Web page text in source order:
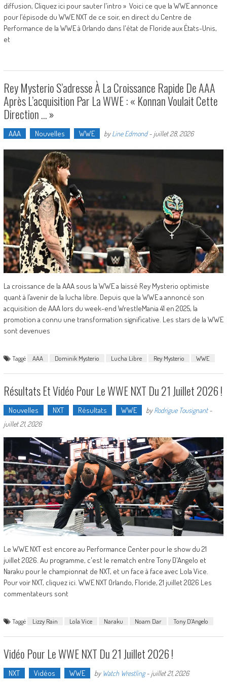
diffusion, Cliquez ici pour sauter l'intro » Voici ce que la WWE annonce
pour l’épisode du WWE NXT de ce soir, en direct du Centre de
Performance de la WWE à Orlando dans l'état de Floride aux États-Unis,
et
Rey Mysterio S’adresse À La Croissance Rapide De AAA
Après L’acquisition Par La WWE : « Konnan Voulait Cette
Direction … »
AAA Nouvelles WWE byLine Edmond- juillet 28, 2026
La croissance de la AAA sous la WWE a laissé Rey Mysterio optimiste
quant à l’avenir de la lucha libre. Depuis que la WWE a annoncé son
acquisition de AAA lors du week-end WrestleMania 41 en 2025, la
promotion a connu une transformation significative. Les stars de la WWE
sont devenues
Taggé AAA Dominik Mysterio Lucha Libre Rey Mysterio WWE
Résultats Et Vidéo Pour Le WWE NXT Du 21 Juillet 2026 !
Nouvelles NXT Résultats WWE byRodrigue Tousignant-
juillet 21, 2026
Le WWE NXT est encore au Performance Center pour le show du 21
juillet 2026. Au programme, c'est le rematch entre Tony D'Angelo et
Naraku pour le championnat de NXT, et un face à face avec Lola Vice.
Pour voir NXT, cliquez ici. WWE NXT Orlando, Floride, 21 juillet 2026 Les
commentateurs sont
Taggé Lizzy Rain Lola Vice Naraku Noam Dar Tony D’Angelo
Vidéo Pour Le WWE NXT Du 21 Juillet 2026 !
NXT Vidéos WWE by Watch Wrestling- juillet 21, 2026